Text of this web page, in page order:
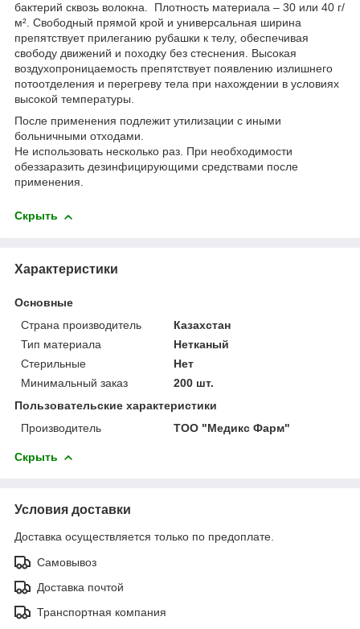
бактерий сквозь волокна. Плотность материала – 30 или 40 г/
м². Свободный прямой крой и универсальная ширина
препятствует прилеганию рубашки к телу, обеспечивая
свободу движений и походку без стеснения. Высокая
воздухопроницаемость препятствует появлению излишнего
потоотделения и перегреву тела при нахождении в условиях
высокой температуры.
После применения подлежит утилизации с иными
больничными отходами.
Не использовать несколько раз. При необходимости
обеззаразить дезинфицирующими средствами после
применения.
Скрыть
Характеристики
Основные
Страна производитель
Казахстан
Тип материала
Нетканый
Стерильные
Нет
Минимальный заказ
200 шт.
Пользовательские характеристики
Производитель
ТОО "Медикс Фарм"
Скрыть
Условия доставки
Доставка осуществляется только по предоплате.
Самовывоз
Доставка почтой
Транспортная компания